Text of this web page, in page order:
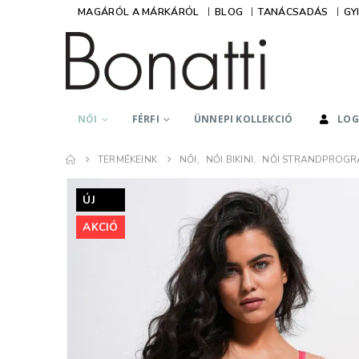
MAGÁRÓL A MÁRKÁRÓL BLOG TANÁCSADÁS
NŐI FÉRFI ÜNNEPI KOLLEKCIÓ
TERMÉKEINK NŐI, NŐI BIKINI, NŐI
ÚJ
AKCIÓ
Lányok!
Minden csodás
tőletek rendelek,
lehet betelni a
termékeivel,
mindegyiket
imádom. Lehet ez
teljes kollekció
van a Tőletek, de